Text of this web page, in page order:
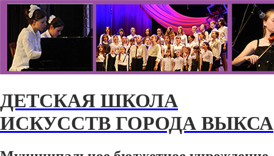
ДЕТСКАЯ ШКОЛА
ИСКУССТВ ГОРОДА ВЫКСА